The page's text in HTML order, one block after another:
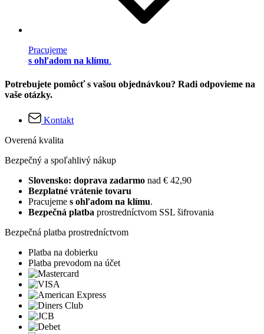
Pracujeme
s ohľadom na klímu.
Potrebujete pomôcť s vašou objednávkou? Radi odpovieme na
vaše otázky.
Kontakt
Overená kvalita
Bezpečný a spoľahlivý nákup
Slovensko: doprava zadarmo nad € 42,90
Bezplatné vrátenie tovaru
Pracujeme s ohľadom na klímu.
Bezpečná platba prostredníctvom SSL šifrovania
Bezpečná platba prostredníctvom
Platba na dobierku
Platba prevodom na účet